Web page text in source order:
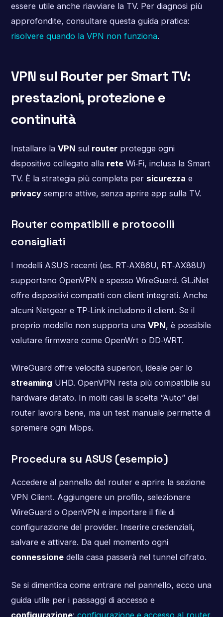
essere utile anche riavviare la TV. Per diagnosi più
approfondite, consultare questa guida pratica:
risolvere quando la VPN non funziona.
VPN sul Router per Smart TV:
prestazioni, protezione e
continuità
Installare la VPN sul routerprotegge ogni
dispositivo collegato alla reteWi‑Fi, inclusa la Smart
TV. È la strategia più completa per sicurezza e
privacysempre attive, senza aprire app sulla TV.
Router compatibili e protocolli
consigliati
I modelli ASUS recenti (es. RT‑AX86U, RT‑AX88U)
supportano OpenVPN e spesso WireGuard. GL.iNet
offre dispositivi compatti con client integrati. Anche
alcuni Netgear e TP‑Link includono il client. Se il
proprio modello non supporta una VPN, è possibile
valutare firmware come OpenWrt o DD‑WRT.
WireGuard offre velocità superiori, ideale per lo
streaming UHD. OpenVPN resta più compatibile su
hardware datato. In molti casi la scelta “Auto” del
router lavora bene, ma un test manuale permette di
spremere ogni Mbps.
Procedura su ASUS (esempio)
Accedere al pannello del router e aprire la sezione
VPN Client. Aggiungere un profilo, selezionare
WireGuard o OpenVPN e importare il file di
configurazione del provider. Inserire credenziali,
salvare e attivare. Da quel momento ogni
connessionedella casa passerà nel tunnel cifrato.
Se si dimentica come entrare nel pannello, ecco una
guida utile per i passaggi di accesso e
configurazione: configurazione e accesso al router.